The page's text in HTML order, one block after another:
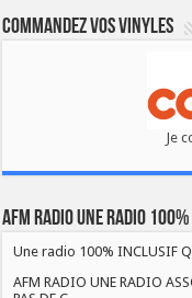
Commandez vos vinyles
Je
AFM RADIO UNE RADIO
Une radio 100% INCLUSIF
AFM RADIO UNE RADIO